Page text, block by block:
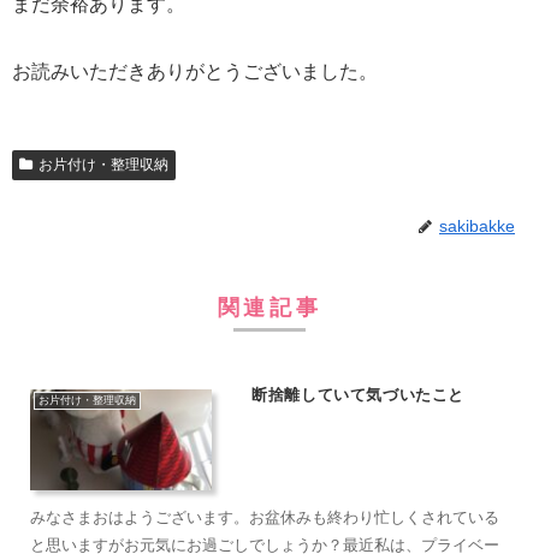
お読みいただきありがとうございました。
お片付け・整理収納
sakibakke
関連記事
お片付け・整理収納 断捨離していて気づいたこと
みなさまおはようございます。お盆休みも終わり忙しくされている
と思いますがお元気にお過ごしでしょうか？最近私は、プライベー